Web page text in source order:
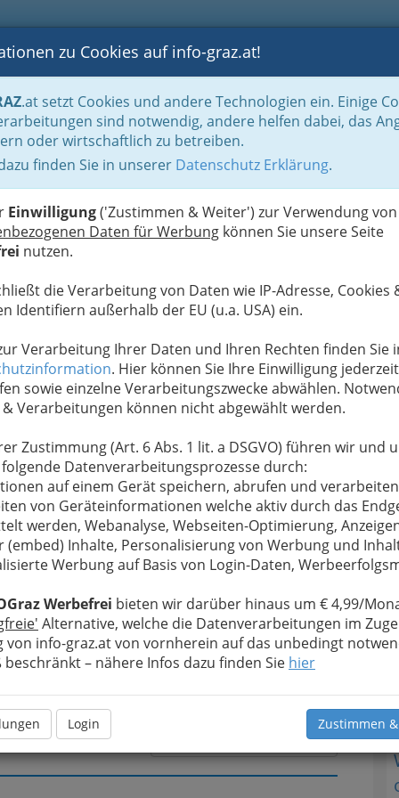
BLOGS FOTOS GASTRONOMIE BRANCHEN
zu Cookies auf info-graz.at!
.at setzt Cookies und andere Technologien ein. Einige
sind notwendig, andere helfen dabei, das
oder wirtschaftlich zu betreiben.
finden Sie in unserer Datenschutz Erklärung.
Einwilligung('Zustimmen & Weiter') zur Verwendung von
Daten für Werbung können Sie unsere Seite
nutzen.
die Verarbeitung von Daten wie IP-Adresse, Cookies
Identifiern außerhalb der EU (u.a. USA) ein.
Verarbeitung Ihrer Daten und Ihren Rechten finden Sie
. Hier können Sie Ihre Einwilligung jederzeit
sowie einzelne Verarbeitungszwecke abwählen.
& Verarbeitungen können nicht abgewählt werden.
Zustimmung (Art. 6 Abs. 1 lit. a DSGVO) führen wir und
Datenverarbeitungsprozesse durch:
auf einem Gerät speichern, abrufen und
von Geräteinformationen welche aktiv durch das
werden, Webanalyse, Webseiten-Optimierung,
(embed) Inhalte, Personalisierung von Werbung und
Werbung auf Basis von Login-Daten,
Werbefrei bieten wir darüber hinaus um € 4,99/
Alternative, welche die Datenverarbeitungen im
von info-graz.at von vornherein auf das unbedingt
beschränkt – nähere Infos dazu finden Sie hier
Login Zustimmen
für Fun, Spaß und Hobby
bewahren, verwenden wir an dieser Stelle zur
Ihre Nachricht wird nach dem Absenden
Grollitsch - Feuerwerke weitergeleitet.
Meine Nachricht
Meine Nachricht senden